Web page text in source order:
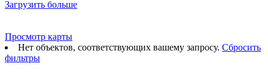
Загрузить больше
Просмотр карты
Нет объектов, соответствующих вашему запросу. Сбросить
фильтры